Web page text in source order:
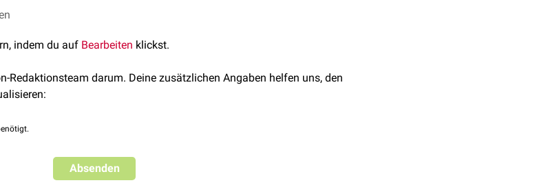
PLAP
von der Dignität des Tumors. Bei benignem Tumor prophylaktische
indem du auf Bearbeiten klickst.
Redaktionsteam darum. Deine zusätzlichen Angaben helfen uns, den
Absenden